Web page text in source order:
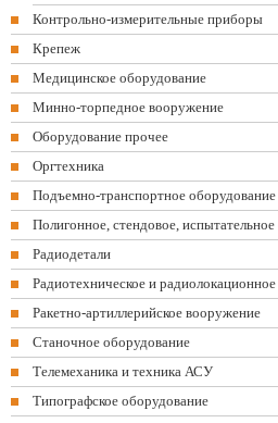
Контрольно-измерительные приборы
Крепеж
Медицинское оборудование
Минно-торпедное вооружение
Оборудование прочее
Оргтехника
Подъемно-транспортное оборудование
Полигонное, стендовое,
Радиодетали
Радиотехническое и
Ракетно-артиллерийское вооружение
Станочное оборудование
Телемеханика и техника АСУ
Типографское оборудование